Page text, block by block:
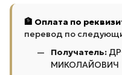
🏦 Оплата по
перевод по
Получатель:
МИКОЛАЙОВИЧ